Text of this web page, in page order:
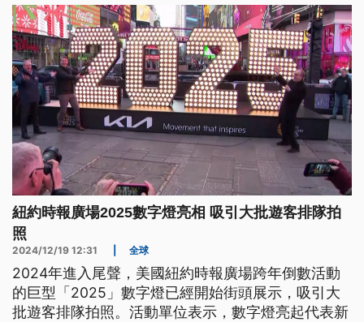
紐約時報廣場2025數字燈亮相 吸引大批遊客排隊拍
照
2024/12/19 12:31 全球
2024年進入尾聲，美國紐約時報廣場跨年倒數活動
的巨型「2025」數字燈已經開始街頭展示，吸引大
批遊客排隊拍照。活動單位表示，數字燈亮起代表新